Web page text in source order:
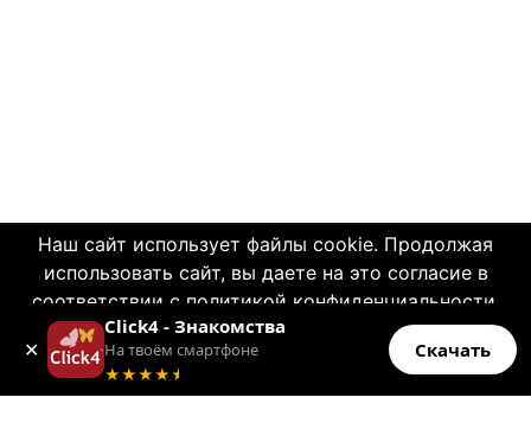
Наш сайт использует файлы cookie. Продолжая
использовать сайт, вы даете на это согласие в
соответствии с политикой конфиденциальности.
OK
Больше информации
Click4.co.il - это сайт знакомств с многолетней
историей и заслуженной надежной
✕
Click4 - Знакомства
На твоём смартфоне
★★★★★
Скачать